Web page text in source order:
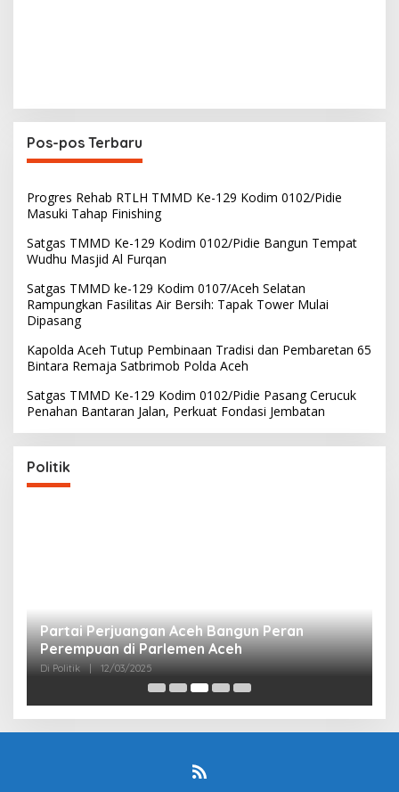
Pos-pos Terbaru
Progres Rehab RTLH TMMD Ke-129 Kodim 0102/Pidie
Masuki Tahap Finishing
Satgas TMMD Ke-129 Kodim 0102/Pidie Bangun Tempat
Wudhu Masjid Al Furqan
Satgas TMMD ke-129 Kodim 0107/Aceh Selatan
Rampungkan Fasilitas Air Bersih: Tapak Tower Mulai
Dipasang
Kapolda Aceh Tutup Pembinaan Tradisi dan Pembaretan 65
Bintara Remaja Satbrimob Polda Aceh
Satgas TMMD Ke-129 Kodim 0102/Pidie Pasang Cerucuk
Penahan Bantaran Jalan, Perkuat Fondasi Jembatan
Politik
Partai Perjuangan Aceh Bangun Peran
Perempuan di Parlemen Aceh
Di Politik | 12/03/2025